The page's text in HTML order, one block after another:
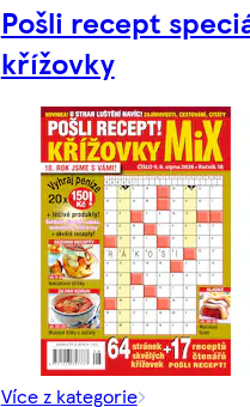
Pošli recept
křížovky
Více z kategorie